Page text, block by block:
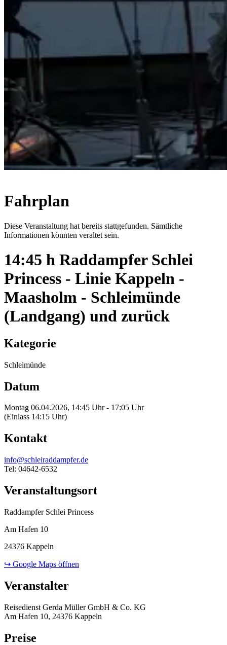
Fahrplan
Diese Veranstaltung hat bereits stattgefunden. Sämtliche
Informationen könnten veraltet sein.
14:45 h Raddampfer Schlei
Princess - Linie Kappeln -
Maasholm - Schleimünde
(Landgang) und zurück
Kategorie
Schleimünde
Datum
Montag 06.04.2026, 14:45 Uhr - 17:05 Uhr
(Einlass 14:15 Uhr)
Kontakt
info@schleiraddampfer.de
Tel: 04642-6532
Veranstaltungsort
Raddampfer Schlei Princess
Am Hafen 10
24376 Kappeln
↪ Google Maps öffnen
Veranstalter
Reisedienst Gerda Müller GmbH & Co. KG
Am Hafen 10, 24376 Kappeln
Preise